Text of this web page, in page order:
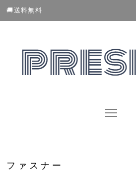
🚚送料無料
ファスナー